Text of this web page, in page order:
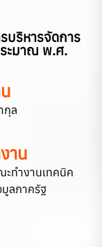
บริหารจัดการ
ะมาณ พ.ศ.
กุล
าน
ทำงานเทคนิค
ลภาครัฐ